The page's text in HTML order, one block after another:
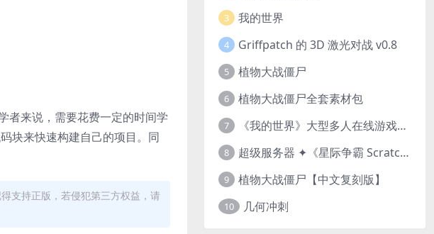
者来说，需要花费一定的时间学
块来快速构建自己的项目。同
支持正版，若侵犯第三方权益，请
3 我的世界
4 Griffpatch 的 3D 激光对战 v0.8
5 植物大战僵尸
6 植物大战僵尸全套素材包
7 《我的世界》大型多人在线游戏（MMO）v1.7
8 超级服务器 ✦《星际争霸 Scratch（经典版本）》
9 植物大战僵尸【中文复刻版】
10 几何冲刺